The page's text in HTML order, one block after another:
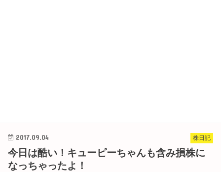
株日記
2017.09.04
今日は酷い！キューピーちゃんも含み損株に
なっちゃったよ！